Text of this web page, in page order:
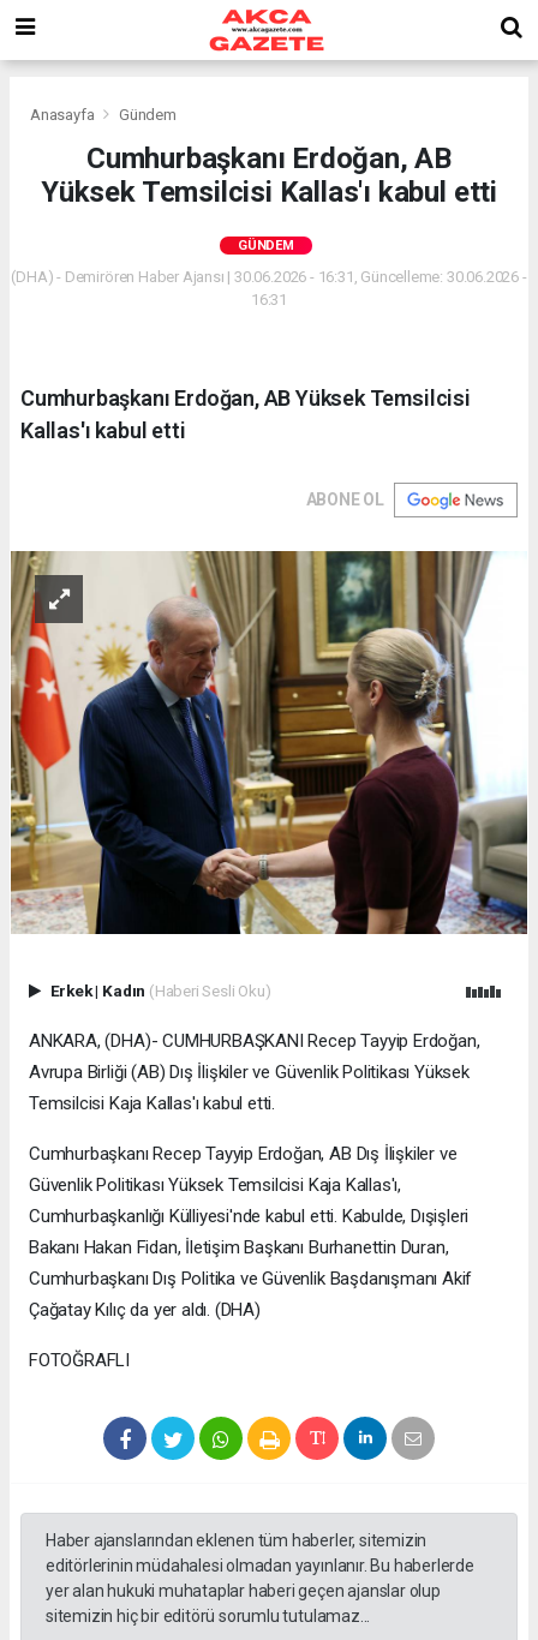
Anasayfa Gündem
Cumhurbaşkanı Erdoğan, AB
Yüksek Temsilcisi Kallas'ı kabul etti
GÜNDEM
(DHA) - Demirören Haber Ajansı | 30.06.2026 - 16:31, Güncelleme: 30.06.2026 -
16:31
Cumhurbaşkanı Erdoğan, AB Yüksek Temsilcisi
Kallas'ı kabul etti
ABONE OL
Erkek| Kadın (Haberi Sesli Oku)
ANKARA, (DHA)- CUMHURBAŞKANI Recep Tayyip Erdoğan,
Avrupa Birliği (AB) Dış İlişkiler ve Güvenlik Politikası Yüksek
Temsilcisi Kaja Kallas'ı kabul etti.
Cumhurbaşkanı Recep Tayyip Erdoğan, AB Dış İlişkiler ve
Güvenlik Politikası Yüksek Temsilcisi Kaja Kallas'ı,
Cumhurbaşkanlığı Külliyesi'nde kabul etti. Kabulde, Dışişleri
Bakanı Hakan Fidan, İletişim Başkanı Burhanettin Duran,
Cumhurbaşkanı Dış Politika ve Güvenlik Başdanışmanı Akif
Çağatay Kılıç da yer aldı. (DHA)
FOTOĞRAFLI
Haber ajanslarından eklenen tüm haberler, sitemizin
editörlerinin müdahalesi olmadan yayınlanır. Bu haberlerde
yer alan hukuki muhataplar haberi geçen ajanslar olup
sitemizin hiç bir editörü sorumlu tutulamaz...